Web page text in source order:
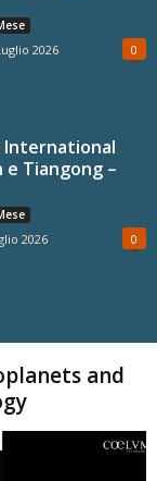
2026 0
International
e Tiangong –
2026 0
and